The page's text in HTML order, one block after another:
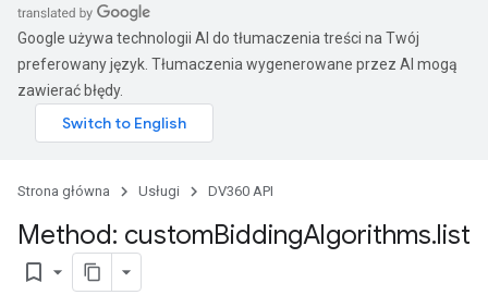
Google używa technologii AI do tłumaczenia treści na Twój
preferowany język. Tłumaczenia wygenerowane przez AI mogą
zawierać błędy.
Strona główna Usługi DV360 API
Method: customBiddingAlgorithms.list
bookmark_border